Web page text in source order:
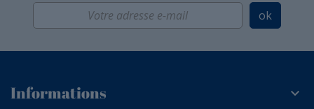
ok
Informations